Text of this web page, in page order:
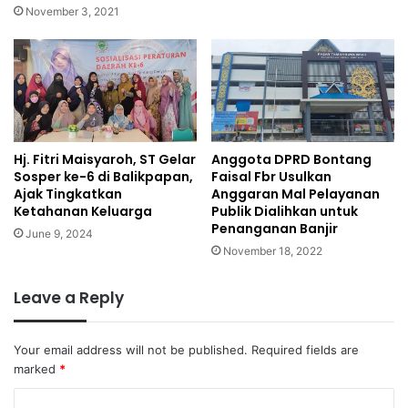
November 3, 2021
Hj. Fitri Maisyaroh, ST Gelar
Sosper ke-6 di Balikpapan,
Ajak Tingkatkan
Ketahanan Keluarga
June 9, 2024
Anggota DPRD Bontang
Faisal Fbr Usulkan
Anggaran Mal Pelayanan
Publik Dialihkan untuk
Penanganan Banjir
November 18, 2022
Leave a Reply
Your email address will not be published. Required fields are
marked *